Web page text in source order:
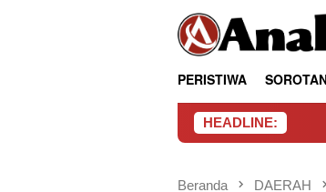
PERISTIWA
HEADLINE:
Beranda DAERAH